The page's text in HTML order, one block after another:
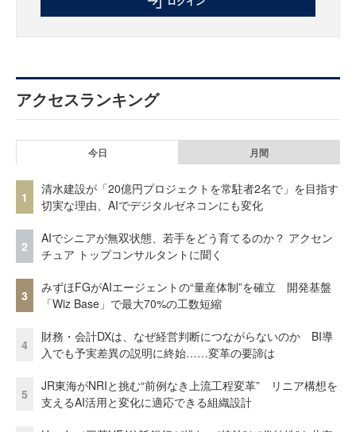
アクセスランキング
今日 月間
1
清水建設が「20億円プロジェクトを常駐者2名で」を目指す
切実な理由、AIでデジタルゼネコンにも変化
2
AIでシニアが無双状態、若手をどう育てるのか？ アクセン
チュア トップコンサルタントに聞く
3
みずほFGがAIエージェントの“量産体制”を確立 開発基盤
「Wiz Base」で最大70%の工数短縮
4
財務・会計DXは、なぜ経営判断につながらないのか BI導
入でも予実差異の説明に終始……変革の要諦は
5
JR東海がNRIと挑む“前例なき上流工程変革” リニア構想を
支えるAI活用と変化に適応できる組織設計